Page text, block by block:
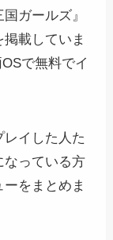
ガールズ』
載していま
で無料でイ
レイした人た
なっている方
をまとめま